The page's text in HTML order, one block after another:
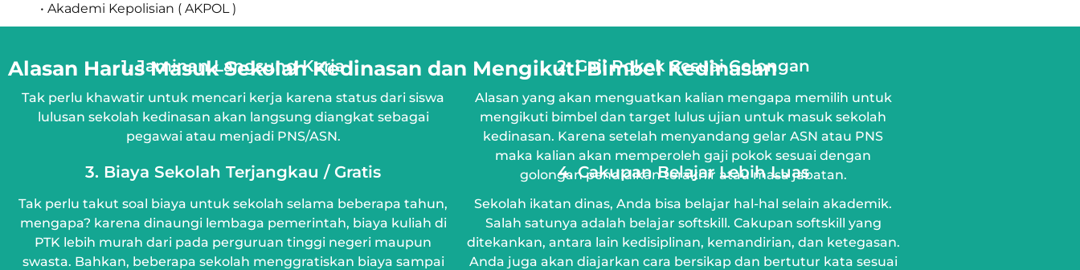
• Akademi Kepolisian ( AKPOL )
Alasan Harus Masuk Sekolah Kedinasan dan Mengikuti Bimbel Kedinasan
1. Jaminan Langsung Kerja
Tak perlu khawatir untuk mencari kerja karena status dari siswa
lulusan sekolah kedinasan akan langsung diangkat sebagai
pegawai atau menjadi PNS/ASN.
2. Gaji Pokok Sesuai Golongan
Alasan yang akan menguatkan kalian mengapa memilih untuk
mengikuti bimbel dan target lulus ujian untuk masuk sekolah
kedinasan. Karena setelah menyandang gelar ASN atau PNS
maka kalian akan memperoleh gaji pokok sesuai dengan
golongan pendidikan terakhir atau masa jabatan.
3. Biaya Sekolah Terjangkau / Gratis
Tak perlu takut soal biaya untuk sekolah selama beberapa tahun,
mengapa? karena dinaungi lembaga pemerintah, biaya kuliah di
PTK lebih murah dari pada perguruan tinggi negeri maupun
swasta. Bahkan, beberapa sekolah menggratiskan biaya sampai
4. Cakupan Belajar Lebih Luas
Sekolah ikatan dinas, Anda bisa belajar hal-hal selain akademik.
Salah satunya adalah belajar softskill. Cakupan softskill yang
ditekankan, antara lain kedisiplinan, kemandirian, dan ketegasan.
Anda juga akan diajarkan cara bersikap dan bertutur kata sesuai